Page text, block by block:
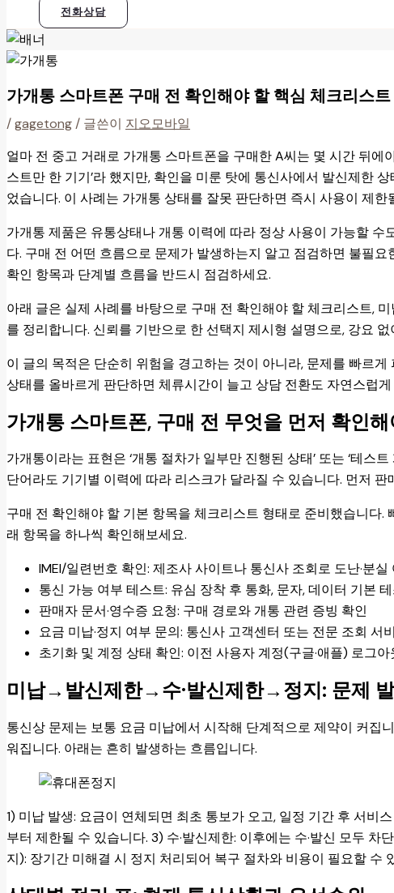
전화상담
가개통 스마트폰 구매 전 확인해야 할 핵심 체크리스트
/gagetong / 글쓴이 지오모바일
얼마 전 중고 거래로 가개통 스마트폰을 구매한 A씨는 몇 시간 뒤에
스트만 한 기기’라 했지만, 확인을 미룬 탓에 통신사에서 발신제한
었습니다. 이 사례는 가개통 상태를 잘못 판단하면 즉시 사용이 제한
가개통 제품은 유통상태나 개통 이력에 따라 정상 사용이 가능할
다. 구매 전 어떤 흐름으로 문제가 발생하는지 알고 점검하면 불필
확인 항목과 단계별 흐름을 반드시 점검하세요.
아래 글은 실제 사례를 바탕으로 구매 전 확인해야 할 체크리스트,
를 정리합니다. 신뢰를 기반으로 한 선택지 제시형 설명으로, 강요
이 글의 목적은 단순히 위험을 경고하는 것이 아니라, 문제를 빠르
상태를 올바르게 판단하면 체류시간이 늘고 상담 전환도 자연스럽
가개통 스마트폰, 구매 전 무엇을 먼저 확인
가개통이라는 표현은 ‘개통 절차가 일부만 진행된 상태’ 또는 ‘테스
단어라도 기기별 이력에 따라 리스크가 달라질 수 있습니다. 먼저
구매 전 확인해야 할 기본 항목을 체크리스트 형태로 준비했습니다
래 항목을 하나씩 확인해보세요.
IMEI/일련번호 확인: 제조사 사이트나 통신사 조회로 도난·분실
통신 가능 여부 테스트: 유심 장착 후 통화, 문자, 데이터 기본
판매자 문서·영수증 요청: 구매 경로와 개통 관련 증빙 확인
요금 미납·정지 여부 문의: 통신사 고객센터 또는 전문 조회 서
초기화 및 계정 상태 확인: 이전 사용자 계정(구글·애플) 로그아
미납→발신제한→수·발신제한→정지: 문제
통신상 문제는 보통 요금 미납에서 시작해 단계적으로 제약이 커집
워집니다. 아래는 흔히 발생하는 흐름입니다.
1) 미납 발생: 요금이 연체되면 최초 통보가 오고, 일정 기간 후 서비
부터 제한될 수 있습니다. 3) 수·발신제한: 이후에는 수·발신 모두
지): 장기간 미해결 시 정지 처리되어 복구 절차와 비용이 필요할 수